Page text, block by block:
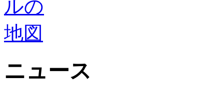
ニュース